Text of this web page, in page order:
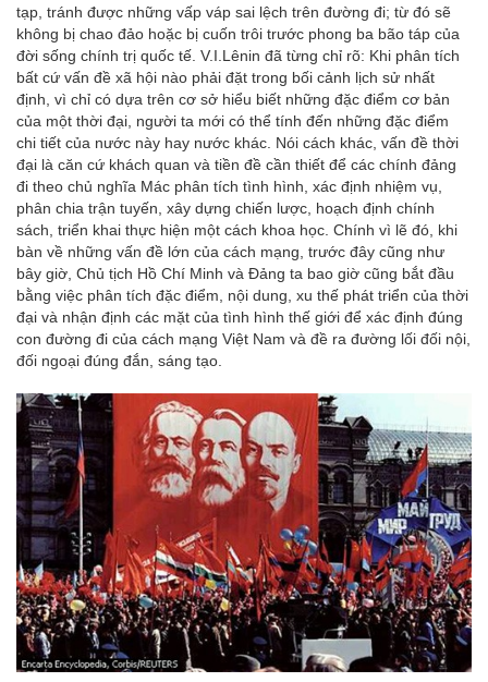
tạp, tránh được những vấp váp sai lệch trên đường đi; từ đó sẽ
không bị chao đảo hoặc bị cuốn trôi trước phong ba bão táp của
đời sống chính trị quốc tế. V.I.Lênin đã từng chỉ rõ: Khi phân tích
bất cứ vấn đề xã hội nào phải đặt trong bối cảnh lịch sử nhất
định, vì chỉ có dựa trên cơ sở hiểu biết những đặc điểm cơ bản
của một thời đại, người ta mới có thể tính đến những đặc điểm
chi tiết của nước này hay nước khác. Nói cách khác, vấn đề thời
đại là căn cứ khách quan và tiền đề cần thiết để các chính đảng
đi theo chủ nghĩa Mác phân tích tình hình, xác định nhiệm vụ,
phân chia trận tuyến, xây dựng chiến lược, hoạch định chính
sách, triển khai thực hiện một cách khoa học. Chính vì lẽ đó, khi
bàn về những vấn đề lớn của cách mạng, trước đây cũng như
bây giờ, Chủ tịch Hồ Chí Minh và Đảng ta bao giờ cũng bắt đầu
bằng việc phân tích đặc điểm, nội dung, xu thế phát triển của thời
đại và nhận định các mặt của tình hình thế giới để xác định đúng
con đường đi của cách mạng Việt Nam và đề ra đường lối đối nội,
đối ngoại đúng đắn, sáng tạo.